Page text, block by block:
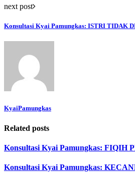
next post
Konsultasi Kyai Pamungkas: ISTRI TIDAK
KyaiPamungkas
Related posts
Konsultasi Kyai Pamungkas: FIQIH
Konsultasi Kyai Pamungkas: